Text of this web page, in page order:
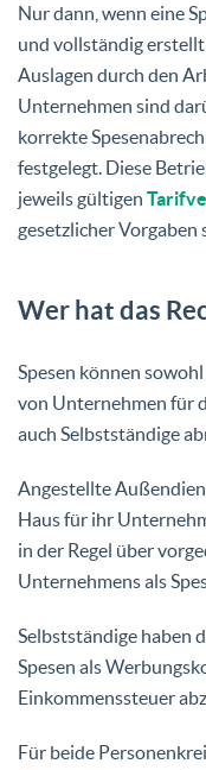
Nur dann, wenn eine
und vollständig
Auslagen durch den
Unternehmen sind
korrekte
festgelegt. Diese
jeweils gültigen
gesetzlicher Vorgaben
Wer hat das
Spesen können
von Unternehmen für
auch Selbstständige
Angestellte
Haus für ihr
in der Regel über
Unternehmens als
Selbstständige haben
Spesen als
Einkommenssteuer
Für beide